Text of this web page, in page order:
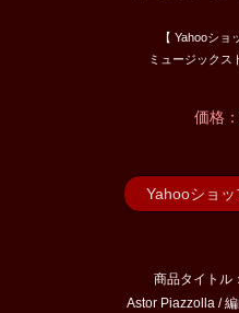
【 Yahooショ
ミュージックス
価格
Yahooショ
商品タイトル
Astor Piazzolla /